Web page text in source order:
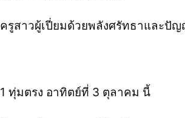
ครูสาวผู้เปี่ยมด้วยพลังศรัทธาและปั
1 ทุ่มตรง อาทิตย์ที่ 3 ตุลาคม นี้